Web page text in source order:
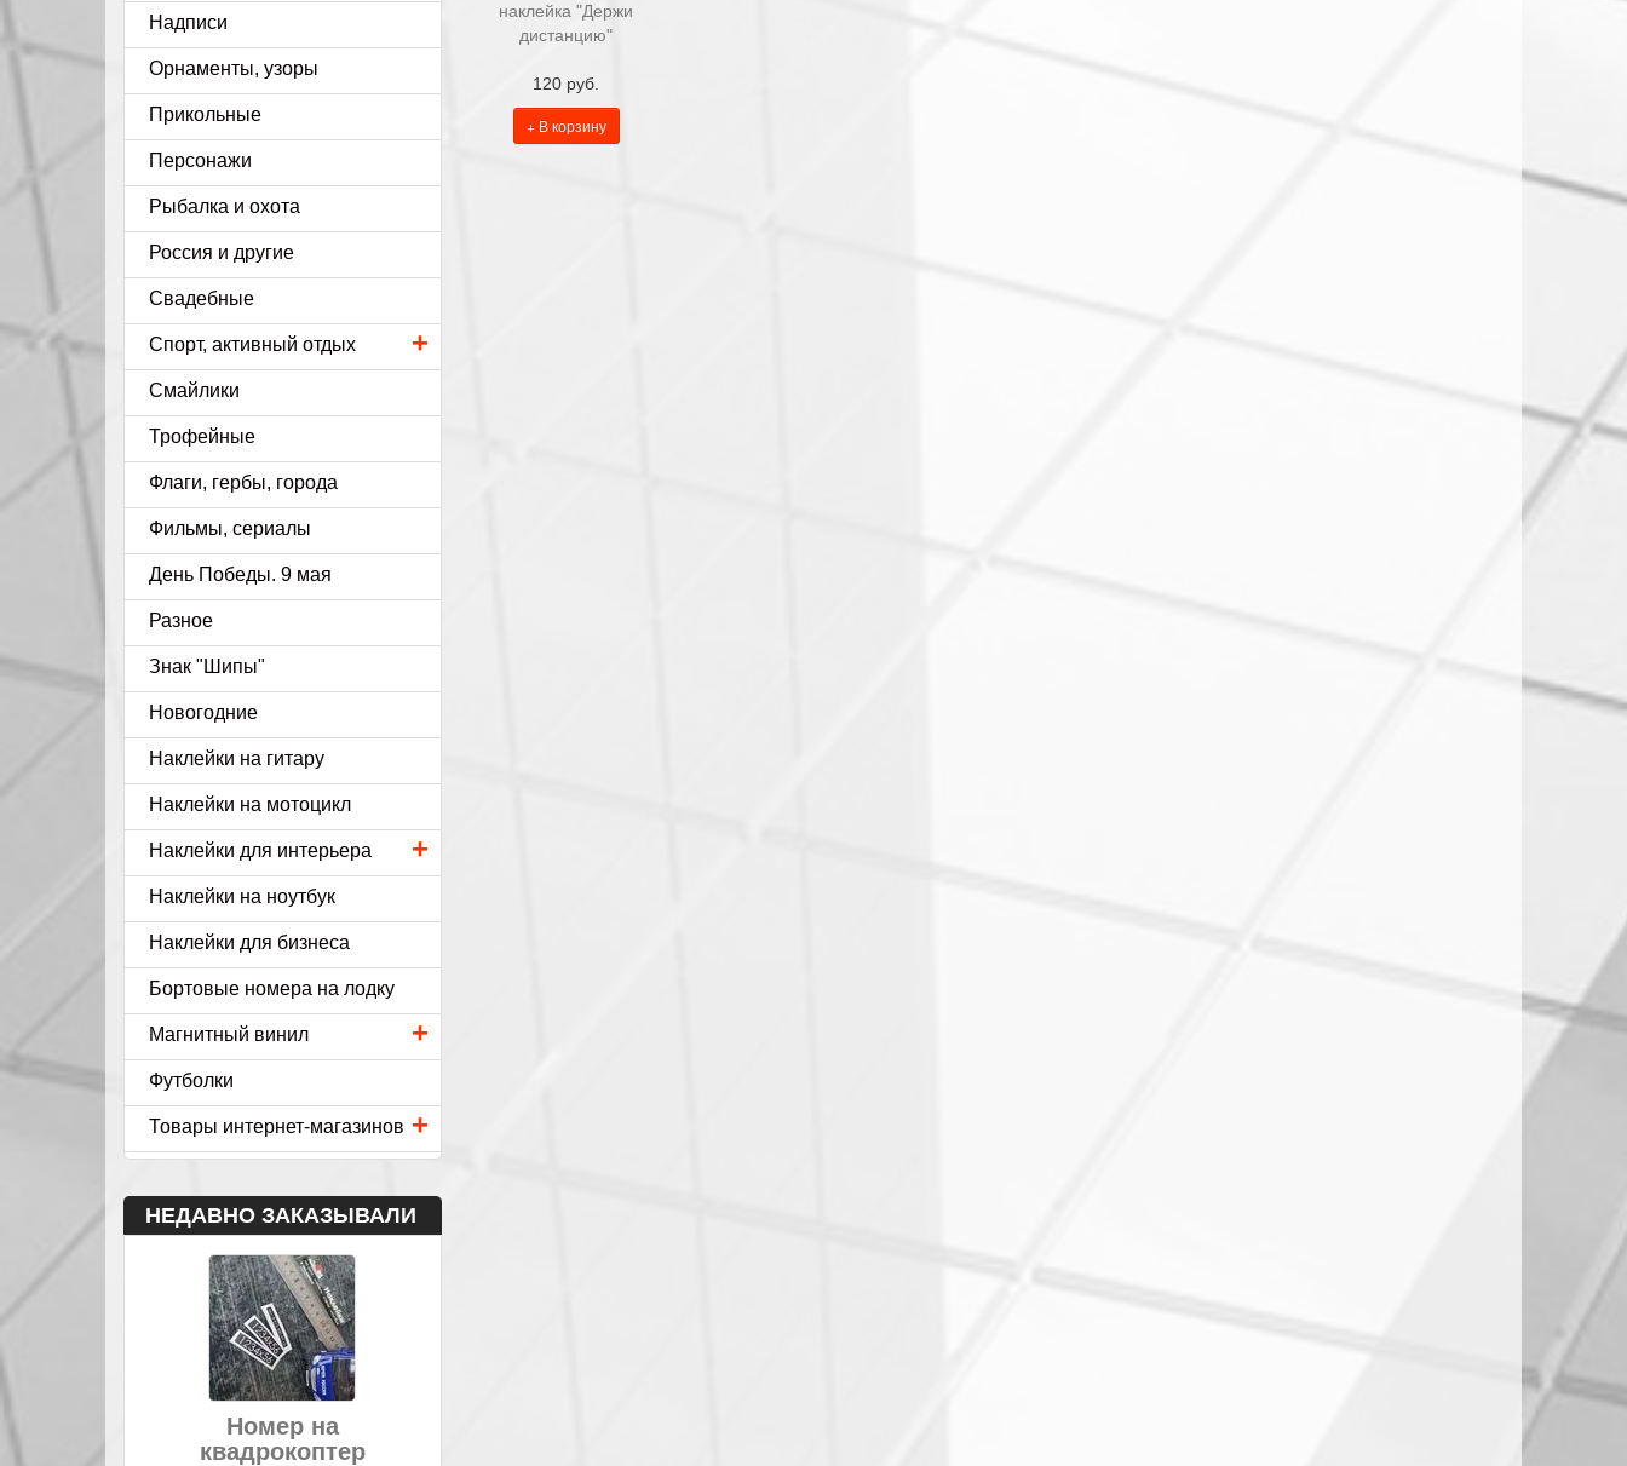
наклейка "Держи
дистанцию"
120 руб.
+ В корзину
Надписи
Орнаменты, узоры
Прикольные
Персонажи
Рыбалка и охота
Россия и другие
Свадебные
+
Спорт, активный отдых
Смайлики
Трофейные
Флаги, гербы, города
Фильмы, сериалы
День Победы. 9 мая
Разное
Знак "Шипы"
Новогодние
Наклейки на гитару
Наклейки на мотоцикл
+
Наклейки для интерьера
Наклейки на ноутбук
Наклейки для бизнеса
Бортовые номера на лодку
+
Магнитный винил
Футболки
+
Товары интернет-магазинов
НЕДАВНО ЗАКАЗЫВАЛИ
Номер на
квадрокоптер